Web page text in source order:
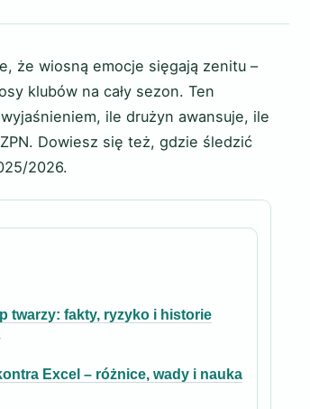
że wiosną emocje sięgają zenitu –
klubów na cały sezon. Ten
ile drużyn awansuje, ile
Dowiesz się też, gdzie śledzić
2026.
twarzy: fakty, ryzyko i historie
Excel – różnice, wady i nauka